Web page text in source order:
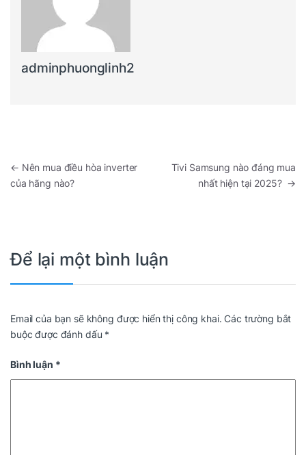
adminphuonglinh2
Điều hướng bài viết
← Nên mua điều hòa inverter
của hãng nào?
Tivi Samsung nào đáng mua
nhất hiện tại 2025? →
Để lại một bình luận
Email của bạn sẽ không được hiển thị công khai. Các trường bắt
buộc được đánh dấu *
Bình luận *